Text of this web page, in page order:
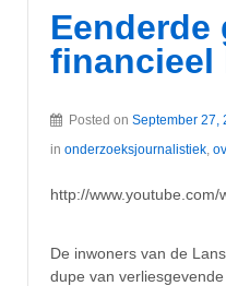
Eenderde
financieel
Posted on September 27,
in onderzoeksjournalistiek,
http://
De inwoners van de
dupe van